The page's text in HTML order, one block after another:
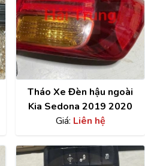
Tháo Xe Đèn hậu ngoài
Kia Sedona 2019 2020
Giá: Liên hệ